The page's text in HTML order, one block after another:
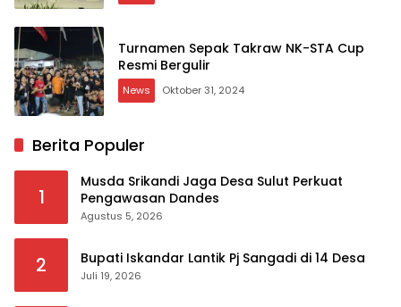
Turnamen Sepak Takraw NK-STA Cup
Resmi Bergulir
News Oktober 31, 2024
Berita Populer
1
Musda Srikandi Jaga Desa Sulut Perkuat
Pengawasan Dandes
Agustus 5, 2026
2 Bupati Iskandar Lantik Pj Sangadi di 14 Desa
Juli 19, 2026